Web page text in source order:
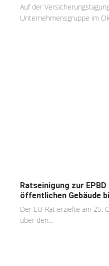
Auf der
Unternehmensgruppe im
Ratseinigung zur
öffentlichen Gebäude
Der EU-Rat erzielte am 25.
über den...